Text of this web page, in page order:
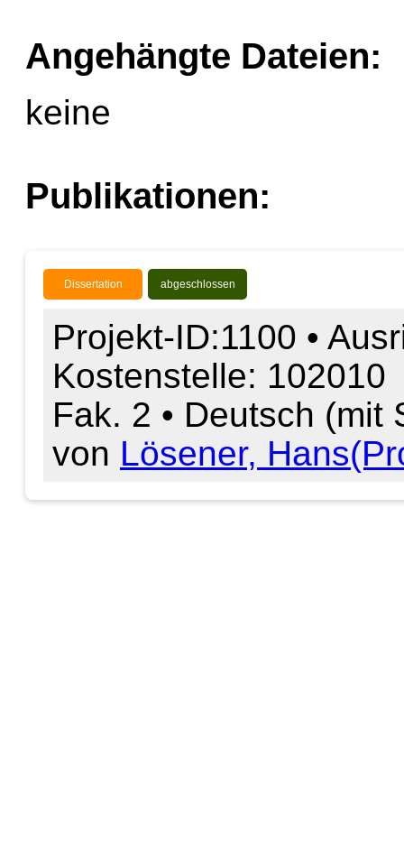
Angehängte Dateien:
keine
Publikationen:
Dissertation abgeschlossen
Projekt-ID:1100 •
Kostenstelle: 102010
Fak. 2 • Deutsch (mit
von Lösener,